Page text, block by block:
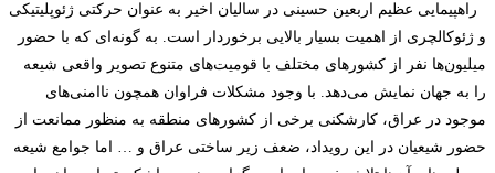
راهپیمایی عظیم اربعین حسینی در سالیان اخیر به عنوان حرکتی ژئوپلیتیکی
و ژئوکالچری از اهمیت بسیار بالایی برخوردار است. به گونه‌ای که با حضور
میلیون‌ها نفر از کشورهای مختلف با قومیت‌های متنوع تصویر واقعی شیعه
را به جهان نمایش می‌دهد. با وجود مشکلات فراوان همچون ناامنی‌های
موجود در عراق، کارشکنی برخی از کشورهای منطقه به منظور ممانعت از
حضور شیعیان در این رویداد، ضعف زیر ساختی عراق و … اما جوامع شیعه